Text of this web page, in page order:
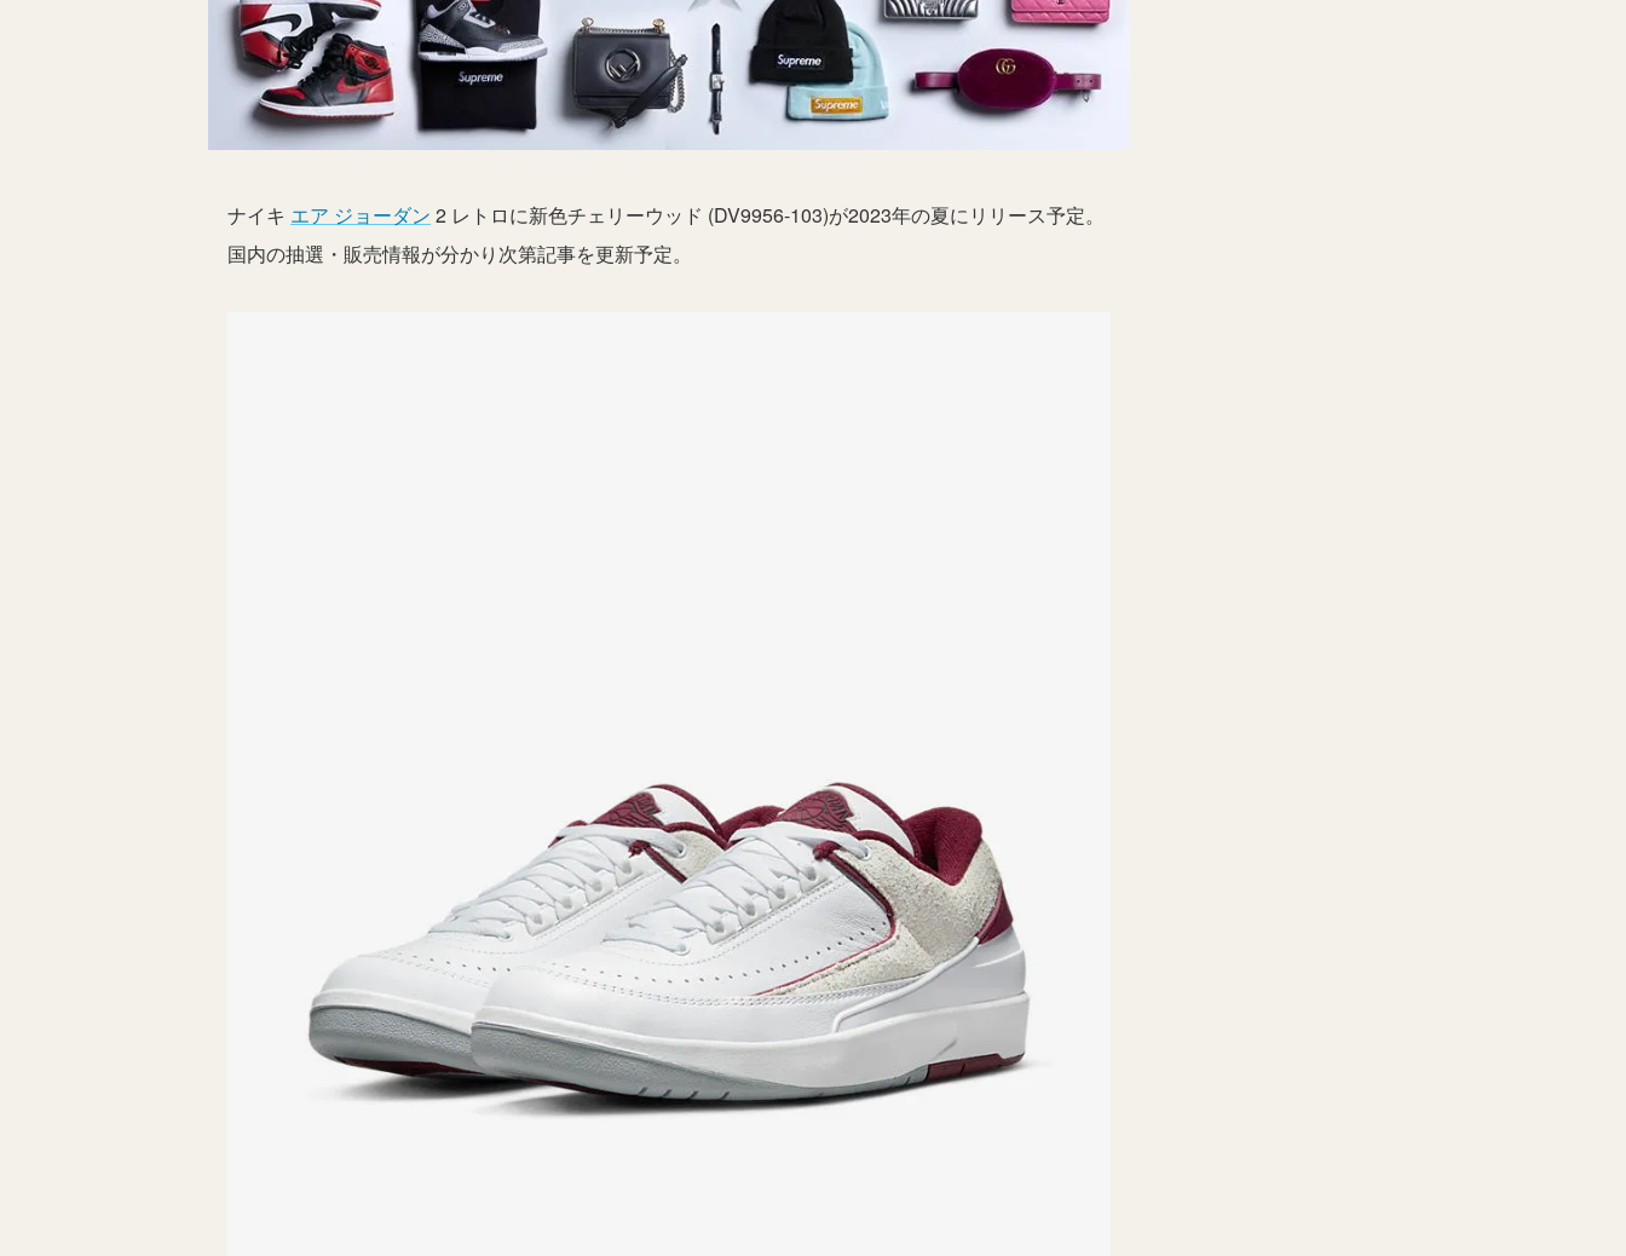
ナイキ エア ジョーダン 2 レトロに新色チェリーウッド (DV9956-103)が2023年の夏にリリース予定。
国内の抽選・販売情報が分かり次第記事を更新予定。